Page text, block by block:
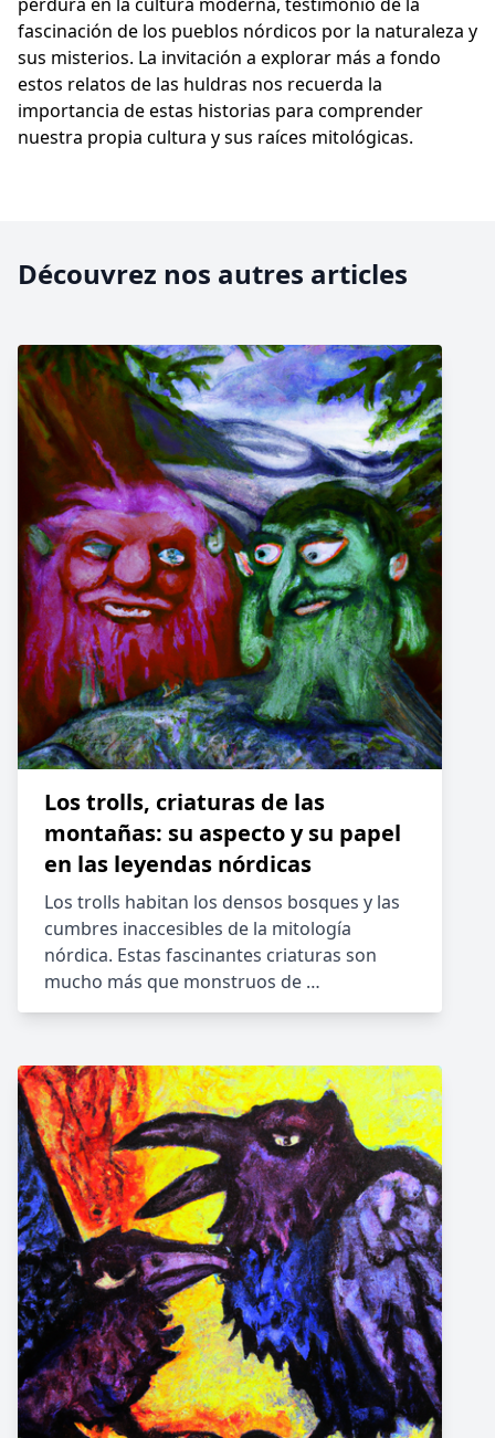
fascinación de los pueblos nórdicos por la naturaleza y
sus misterios. La invitación a explorar más a fondo
estos relatos de las huldras nos recuerda la
importancia de estas historias para comprender
nuestra propia cultura y sus raíces mitológicas.
Découvrez nos autres articles
Los trolls, criaturas de las
montañas: su aspecto y su papel
en las leyendas nórdicas
Los trolls habitan los densos bosques y las
cumbres inaccesibles de la mitología
nórdica. Estas fascinantes criaturas son
mucho más que monstruos de …